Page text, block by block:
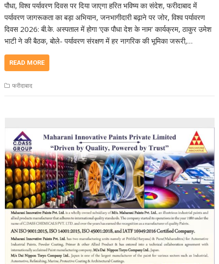
पौधा, विश्व पर्यावरण दिवस पर दिया जाएगा हरित भविष्य का संदेश, फरीदाबाद में
पर्यावरण जागरूकता का बड़ा अभियान, जनभागीदारी बढ़ाने पर जोर, विश्व पर्यावरण
दिवस 2026: बी.के. अस्पताल में होगा ‘एक पौधा देश के नाम’ कार्यक्रम, ठाकुर उमेश
भाटी ने की बैठक, बोले- पर्यावरण संरक्षण में हर नागरिक की भूमिका जरूरी,…
READ MORE
फरीदाबाद